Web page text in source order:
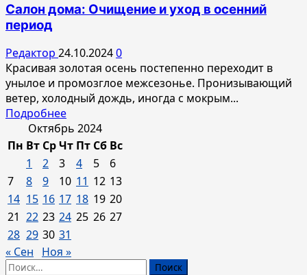
Салон дома: Очищение и уход в осенний
период
Редактор 24.10.20240
Красивая золотая осень постепенно переходит в
унылое и промозглое межсезонье. Пронизывающий
ветер, холодный дождь, иногда с мокрым...
ПодробнееПрочитать
больше
о
Салон
дома:
Очищение
и
уход
в
осенний
период
Октябрь 2024
Пн Вт СрЧт Пт Сб Вс
1
2 3 4 5
6
7
8 9 10 11 12 13
14 15 16 17 18 19 20
21 22 23 24 25 26 27
28 29 30 31
« Сен
Ноя »
Найти: